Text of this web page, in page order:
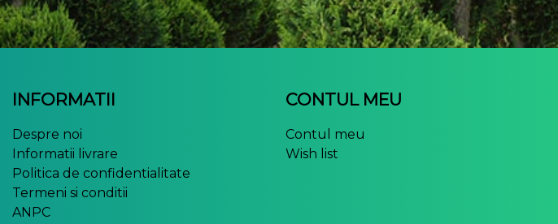
INFORMATII
Despre noi
Informatii livrare
Politica de confidentialitate
Termeni si conditii
ANPC
CONTUL MEU
Contul meu
Wish list